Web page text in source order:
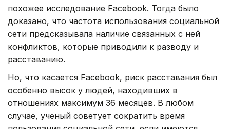
похожее исследование Facebook. Тогда было
доказано, что частота использования социальной
сети предсказывала наличие связанных с ней
конфликтов, которые приводили к разводу и
расставанию.
Но, что касается Facebook, риск расставания был
особенно высок у людей, находивших в
отношениях максимум 36 месяцев. В любом
случае, ученый советует сократить время